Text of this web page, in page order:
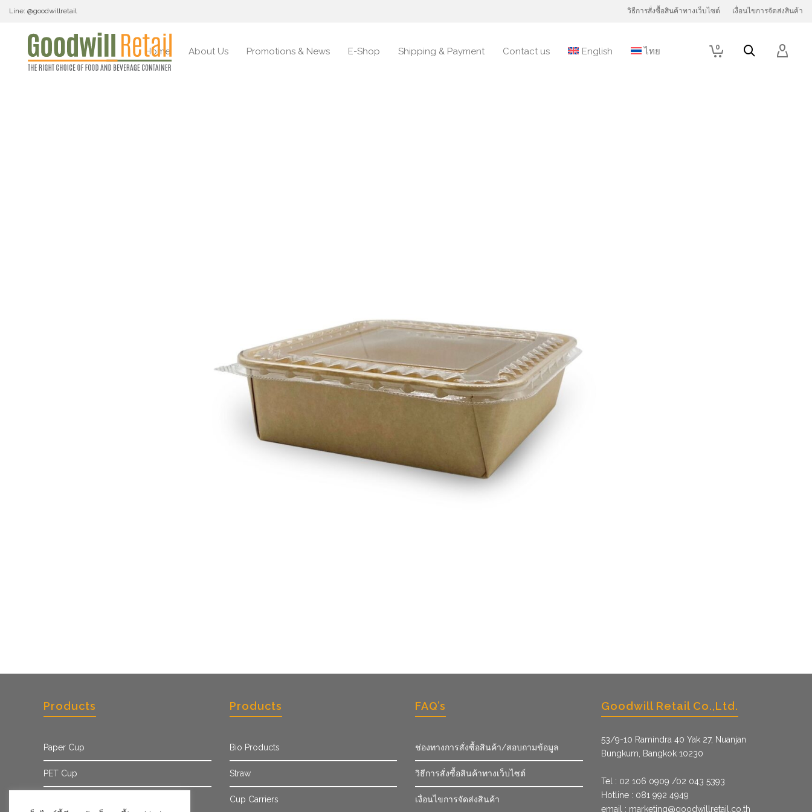
Line: @goodwillretail วิธีการสั่งซื้อสินค้าทางเว็บไซต์ เงื่อนไขการจัดส่งสินค้า
Home About Us Promotions & News E-Shop Shipping & Payment Contact us English ไทย 0
Products
Paper Cup
PET Cup
Products
Bio Products
Straw
Cup Carriers
FAQ’s
ช่องทางการสั่งซื้อสินค้า/สอบถามข้อมูล
วิธีการสั่งซื้อสินค้าทางเว็บไซต์
เงื่อนไขการจัดส่งสินค้า
Goodwill Retail Co.,Ltd.
53/9­-10 Ramindra 40 Yak 27, Nuanjan
Bungkum, Bangkok 10230
Tel : 02 106 0909 /02 043 5393
Hotline : 081 992 4949
email : marketing@goodwillretail.co.th